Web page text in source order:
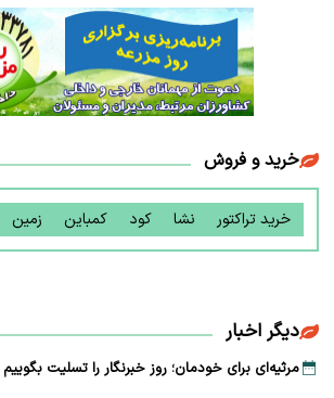
خرید و فروش
خرید تراکتور نشا کود کمباین زمین
دیگر اخبار
مرثیه‌ای برای خودمان؛ روز خبرنگار را تسلیت بگوییم